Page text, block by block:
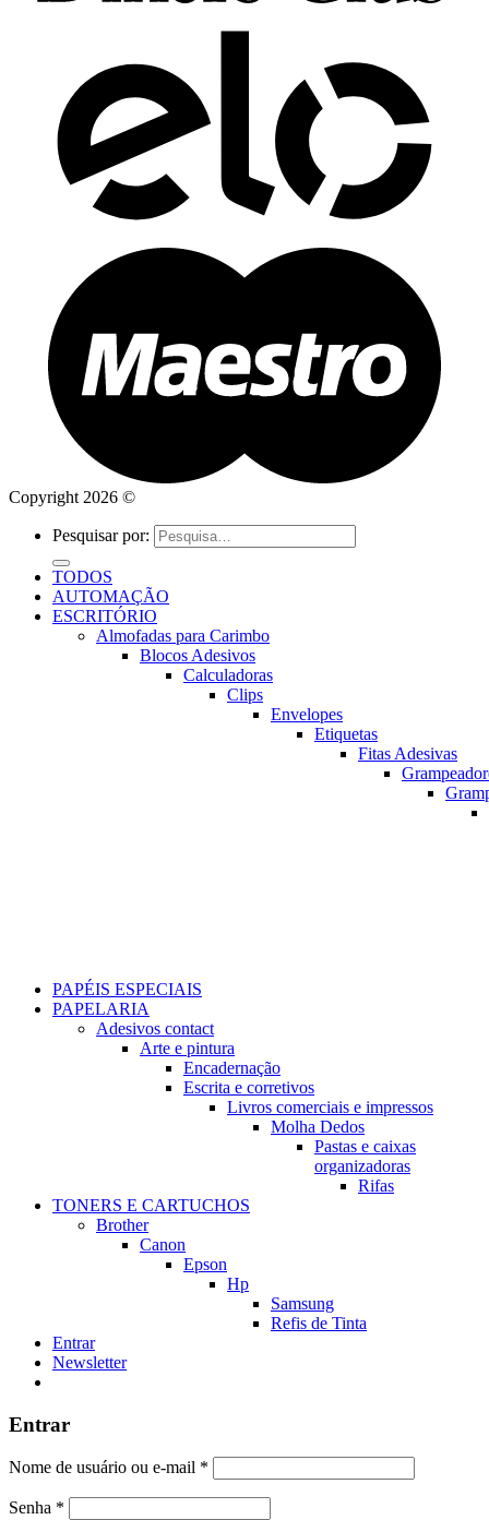
Copyright 2026 ©
Pesquisar por:
TODOS
AUTOMAÇÃO
ESCRITÓRIO
Almofadas para Carimbo
Blocos Adesivos
Calculadoras
Clips
Envelopes
Etiquetas
Fitas Adesivas
PAPÉIS ESPECIAIS
PAPELARIA
Adesivos contact
Arte e pintura
Encadernação
Escrita e corretivos
Livros comerciais e impressos
Molha Dedos
Pastas e caixas
organizadoras
Rifas
TONERS E CARTUCHOS
Brother
Canon
Epson
Hp
Samsung
Refis de Tinta
Entrar
Newsletter
Entrar
Nome de usuário ou e-mail *
Senha *